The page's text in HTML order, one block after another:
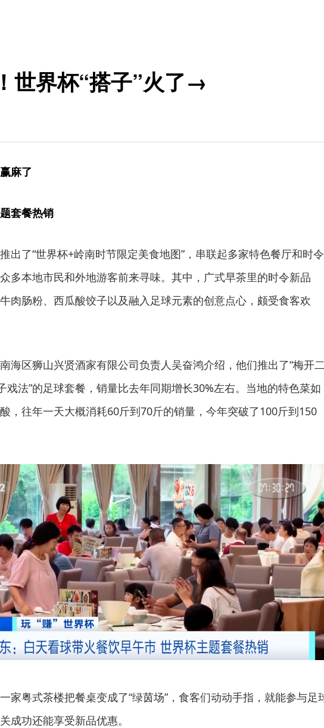
世界杯“搭子”火了→
麻了
套餐热销
出了“世界杯+岭南时节限定美食地图”，串联起多家特色餐厅和时令
多本地市民和外地游客前来寻味。其中，广式早茶里的时令新品
肠粉、西瓜酸饺子以及融入足球元素的创意点心，颇受食客欢
海区狮山兴贤酒家有限公司负责人吴奋鸿介绍，他们推出了“梅开二
戏法”的足球套餐，销量比去年同期增长30%左右。当地的特色菜如
，往年一天大概消耗60斤到70斤的销量，今年突破了100斤到150
家粤式茶楼把餐桌变成了“绿茵场”，食客们动动手指，就能参与足
成功还能享受新品优惠。